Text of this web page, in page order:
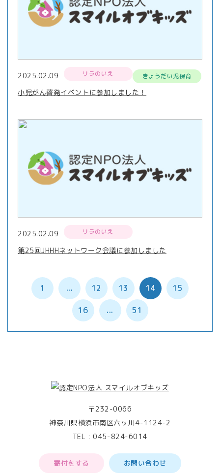
2025.02.09 リラのいえ きょうだい児保育
小児がん啓発イベントに参加しました！
2025.02.09 リラのいえ
第25回JHHHネットワーク会議に参加しました
1 ... 12 13 14 15
16 ... 51
〒232-0066
神奈川県横浜市南区六ッ川4-1124-2
TEL :045-824-6014
寄付をする お問い合わせ